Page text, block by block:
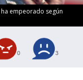
empeorado según
0 3